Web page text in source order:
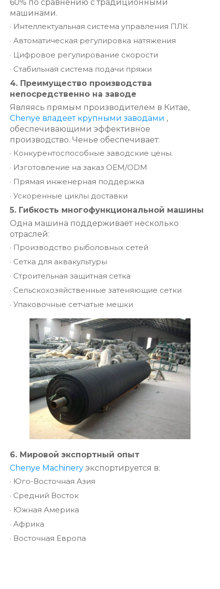
60% по сравнению с традиционными
машинами.
· Интеллектуальная система управления ПЛК
· Автоматическая регулировка натяжения
· Цифровое регулирование скорости
· Стабильная система подачи пряжи
4. Преимущество производства
непосредственно на заводе
Являясь прямым производителем в Китае,
Chenye владеет крупными заводами ,
обеспечивающими эффективное
производство. Ченье обеспечивает:
· Конкурентоспособные заводские цены.
· Изготовление на заказ OEM/ODM
· Прямая инженерная поддержка
· Ускоренные циклы доставки
5. Гибкость многофункциональной машины
Одна машина поддерживает несколько
отраслей:
· Производство рыболовных сетей
· Сетка для аквакультуры
· Строительная защитная сетка
· Сельскохозяйственные затеняющие сетки
· Упаковочные сетчатые мешки
6. Мировой экспортный опыт
Chenye Machinery экспортируется в:
· Юго-Восточная Азия
· Средний Восток
· Южная Америка
· Африка
· Восточная Европа